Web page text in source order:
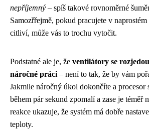
nepříjemný – spíš takové rovnoměrné
Samozřřejmě, pokud pracujete v
citliví, může vás to trochu vytočit.
Podstatné ale je, že ventilátory se
náročné práci – není to tak, že by vám
Jakmile náročný úkol dokončíte a procesor
během pár sekund zpomalí a zase je téměř
reakce ukazuje, že systém má dobře
teploty.